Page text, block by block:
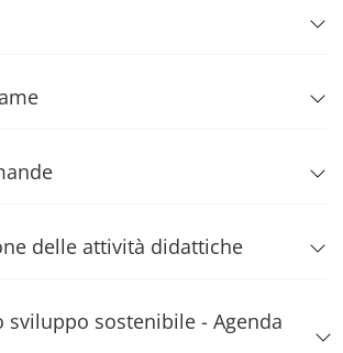
delle attività didattiche
sviluppo sostenibile - Agenda